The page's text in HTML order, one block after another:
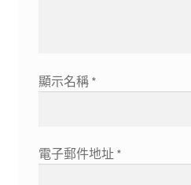
顯示名稱 *
電子郵件地址 *